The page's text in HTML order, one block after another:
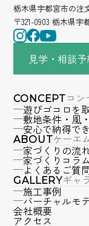
栃木県宇都宮市の注
〒321-0903 栃木県宇
見学・相談
CONCEPTコン
遊びゴコロを
敷地条件・風
安心で納得で
ABOUTケーエ
家づくりの流
家づくりコラム
よくあるご質
GALLERYギャ
施工事例
バーチャルモ
会社概要
アクセス